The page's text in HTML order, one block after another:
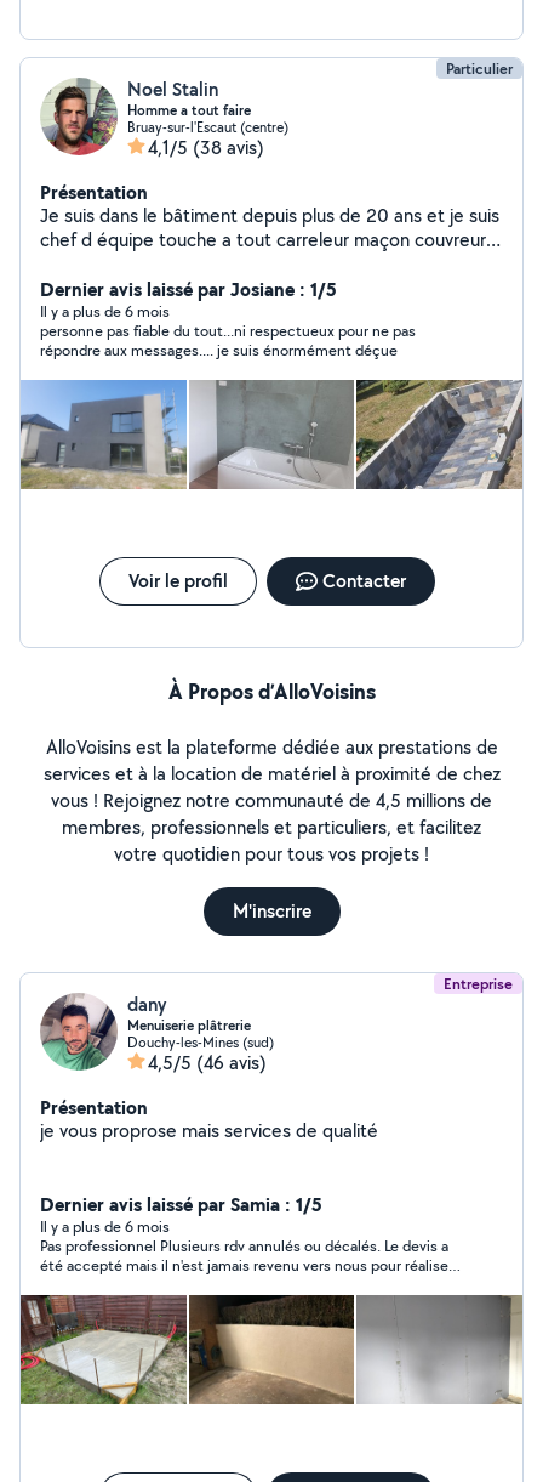
Particulier
Noel Stalin
Homme a tout faire
Bruay-sur-l'Escaut (centre)
4,1/5 (38 avis)
Présentation
Je suis dans le bâtiment depuis plus de 20 ans et je suis
chef d équipe touche a tout carreleur maçon couvreur
et électricité je fait tout de A a Z PHOTO SUR
DEMANDE
Dernier avis laissé par Josiane : 1/5
Il y a plus de 6 mois
personne pas fiable du tout...ni respectueux pour ne pas
répondre aux messages.... je suis énormément déçue
Voir le profil Contacter
À Propos d’AlloVoisins
AlloVoisins est la plateforme dédiée aux prestations de
services et à la location de matériel à proximité de chez
vous ! Rejoignez notre communauté de 4,5 millions de
membres, professionnels et particuliers, et facilitez
votre quotidien pour tous vos projets !
M'inscrire
Entreprise
dany
Menuiserie plâtrerie
Douchy-les-Mines (sud)
4,5/5 (46 avis)
Présentation
je vous proprose mais services de qualité
Dernier avis laissé par Samia : 1/5
Il y a plus de 6 mois
Pas professionnel Plusieurs rdv annulés ou décalés. Le devis a
été accepté mais il n'est jamais revenu vers nous pour réaliser